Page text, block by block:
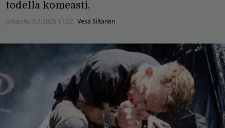
todella komeasti.
Julkaistu: 6.7.2025 11:22 Vesa Siltanen